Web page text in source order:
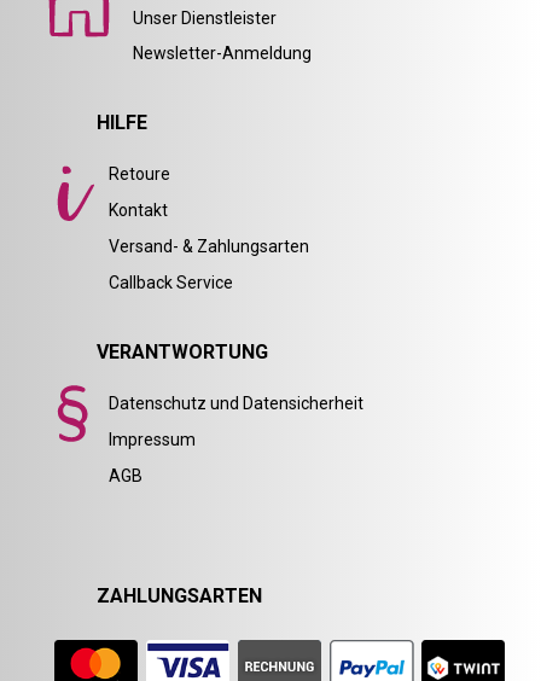
Unser Dienstleister
Newsletter-Anmeldung
HILFE
Retoure
Kontakt
Versand- & Zahlungsarten
Callback Service
VERANTWORTUNG
Datenschutz und Datensicherheit
Impressum
AGB
ZAHLUNGSARTEN